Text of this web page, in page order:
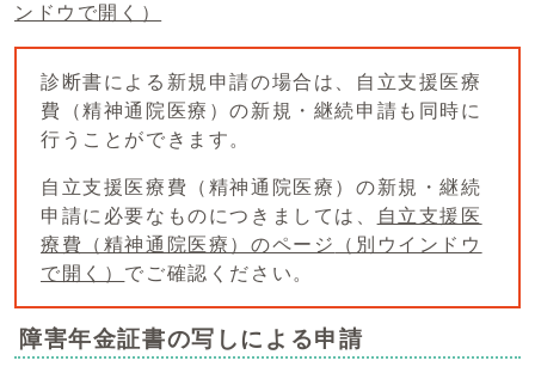
ンドウで開く）
診断書による新規申請の場合は、自立支援医療
費（精神通院医療）の新規・継続申請も同時に
行うことができます。
自立支援医療費（精神通院医療）の新規・継続
申請に必要なものにつきましては、
自立支援医
療費（精神通院医療）のページ
（別ウインドウ
で開く） でご確認ください。
障害年金証書の写しによる申請